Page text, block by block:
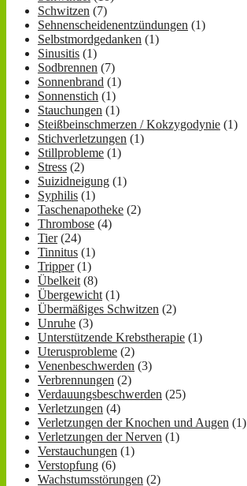
Schwitzen (7)
Sehnenscheidenentzündungen (1)
Selbstmordgedanken (1)
Sinusitis (1)
Sodbrennen (7)
Sonnenbrand (1)
Sonnenstich (1)
Stauchungen (1)
Steißbeinschmerzen / Kokzygodynie (1)
Stichverletzungen (1)
Stillprobleme (1)
Stress (2)
Suizidneigung (1)
Syphilis (1)
Taschenapotheke (2)
Thrombose (4)
Tier(24)
Tinnitus (1)
Tripper(1)
Übelkeit (8)
Übergewicht (1)
Übermäßiges Schwitzen (2)
Unruhe (3)
Unterstützende Krebstherapie (1)
Uterusprobleme (2)
Venenbeschwerden (3)
Verbrennungen (2)
Verdauungsbeschwerden (25)
Verletzungen (4)
Verletzungen der Knochen und Augen (1)
Verletzungen der Nerven (1)
Verstauchungen (1)
Verstopfung (6)
Wachstumsstörungen (2)